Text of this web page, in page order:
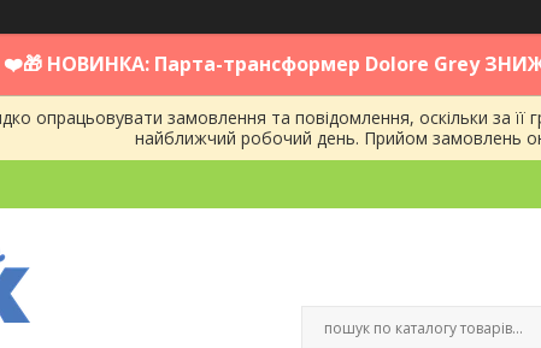
❤️🎁 НОВИНКА: Парта-трансформер Dolore Grey
опрацьовувати замовлення та повідомлення, оскільки за
найближчий робочий день. Прийом замовлень